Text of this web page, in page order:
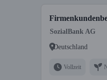
SozialBank AG
Deutschland
Vollzeit